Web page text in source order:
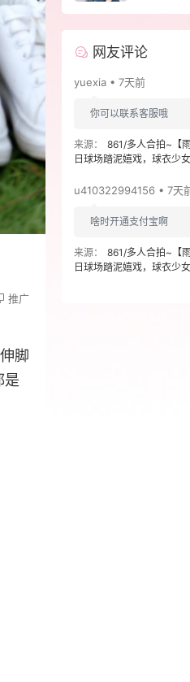
推广
脚
是
网友评论
yuexia • 7天前
你可以联系客服哦
来源：
861/多人合拍~【
日球场踏泥嬉戏，球衣少
u410322994156 • 7天
啥时开通支付宝啊
来源：
861/多人合拍~【
日球场踏泥嬉戏，球衣少